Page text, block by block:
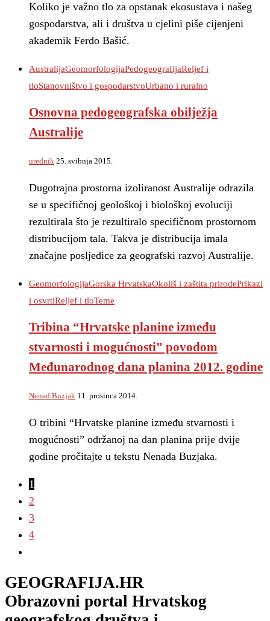
Koliko je važno tlo za opstanak ekosustava i našeg
gospodarstva, ali i društva u cjelini piše cijenjeni
akademik Ferdo Bašić.
AustralijaGeomorfologijaPedogeografijaReljef i
tloStanovništvo i gospodarstvoUrbano i ruralno
Osnovna pedogeografska obilježja
Australije
urednik 25. svibnja 2015.
Dugotrajna prostorna izoliranost Australije odrazila
se u specifičnoj geološkoj i biološkoj evoluciji
rezultirala što je rezultiralo specifičnom prostornom
distribucijom tala. Takva je distribucija imala
značajne posljedice za geografski razvoj Australije.
GeomorfologijaGorska HrvatskaOkoliš i zaštita prirodePrikazi
i osvrtiReljef i tloTeme
Tribina “Hrvatske planine između
stvarnosti i mogućnosti” povodom
Međunarodnog dana planina 2012. godine
Nenad Buzjak 11. prosinca 2014.
O tribini “Hrvatske planine između stvarnosti i
mogućnosti” održanoj na dan planina prije dvije
godine pročitajte u tekstu Nenada Buzjaka.
1
2
3
4
GEOGRAFIJA.HR
Obrazovni portal Hrvatskog